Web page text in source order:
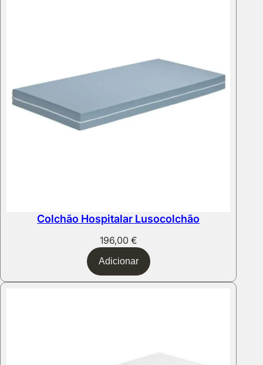
Colchão Hospitalar Lusocolchão
196,00 €
Adicionar